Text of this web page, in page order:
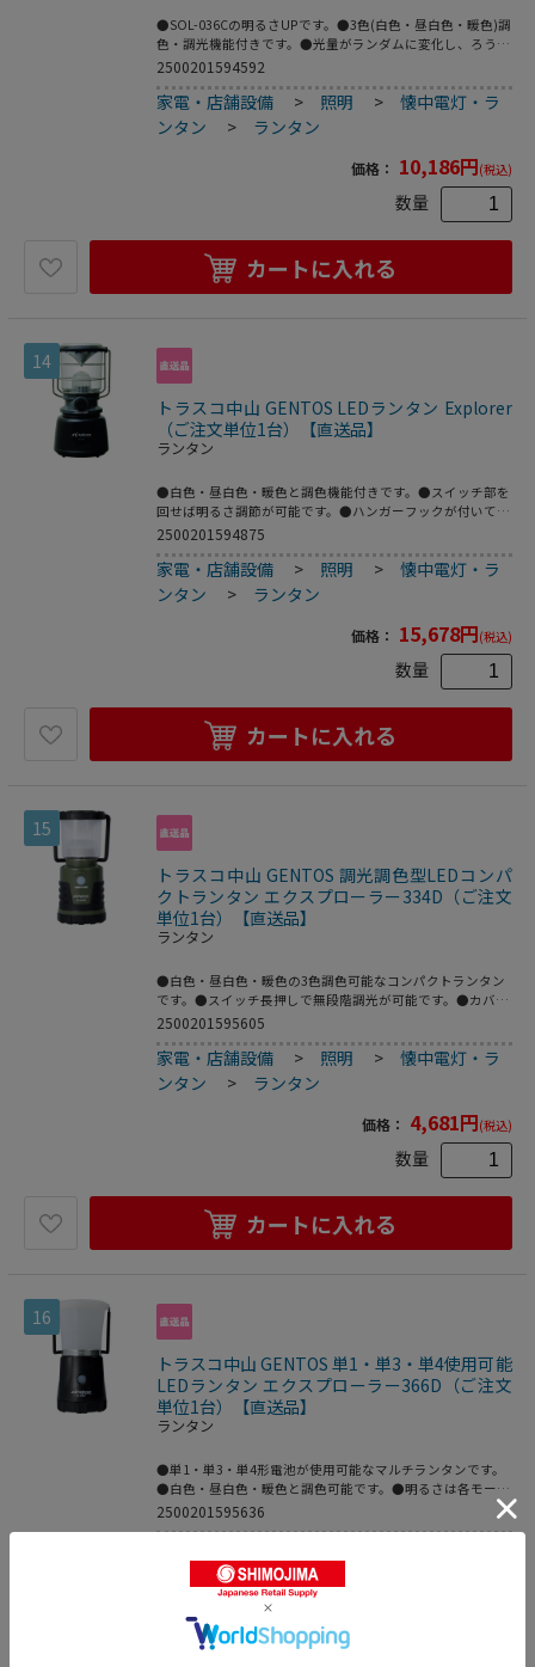
●SOL-036Cの明るさUPです。●3色(白色・昼白色・暖色)調
色・調光機能付きです。●光量がランダムに変化し、ろうそ
くの炎のようなゆれを再現するキャンドルモード搭載です。
リーン●幅(mm)：73●高さ(mm)：158●電源(V)：単3アル
カリ電池×6本●最大点灯時間(h)：18時間(白色強モード
時)●保護等級：IPX4●外径(mm)：73●光源色：白色・昼白
色・暖色LED●落下耐久(m)：1m●電源：単3アルカリ電池
×6本●明るさ：450lm●最大点灯時間：18時間(強)●電
源：単3アルカリ乾電池×6本(テスト用付属)●LED色：白
色・昼白色・暖色●保護等級：IPX4●本体：ABS樹脂●光を
2500201594592
家電・店舗設備 > 照明 >懐中電灯・ラ
ンタン
> ランタン
価格： 10,186円(税込)
数量
カートに入れる
14
トラスコ中山 GENTOS LEDランタン Explorer
（ご注文単位1台）【直送品】
ランタン
●白色・昼白色・暖色と調色機能付きです。●スイッチ部を
回せば明るさ調節が可能です。●ハンガーフックが付いてい
ます。●アウトドアや災害時に。●明るさ(lm)：1300●色：
リ電池ｘ4本(別売)●最大点灯時間(h)：7時間(白色強モード
時)●保護等級：IPX4●外径(mm)：129●光源色：白色・昼
白色・暖色LED●電源：単1形アルカリ電池ｘ4本(別売)●明
るさ：1300lm●点灯時間：7時間(強)●ダイヤル式調光機能
●白色・昼白色・暖色の調色可能●電源：単1形アルカリ乾
電池×4本(別売)●保護等級：IPX4●光を直接目に当てない
2500201594875
家電・店舗設備 > 照明 >懐中電灯・ラ
ンタン
> ランタン
価格： 15,678円(税込)
数量
カートに入れる
15
トラスコ中山 GENTOS 調光調色型LEDコンパ
クトランタン エクスプローラー334D（ご注文
単位1台）【直送品】
ランタン
●白色・昼白色・暖色の3色調色可能なコンパクトランタン
です。●スイッチ長押しで無段階調光が可能です。●カバー
を取り外して全体を照射可能です。●コンパクトタイプで持
アや災害時に。●明るさ(lm)：440(白色)●色：カーキ●高
さ(mm)：132●電源(V)：単3アルカリ電池×4本●最大点灯
時間(h)：8●保護等級：IP64(耐塵・防滴)●外径(mm)：
59●照射距離(m)：26●落下耐久(m)：1●電源：単3アルカ
リ電池×4本●電源：単3アルカリ電池×4本※エネループ・
充電式エボルタ使用可●最大点灯時間：8時間(白色)/17時間
(昼白色)/23時間(暖色)●保護等級：IP64(耐塵・防滴)●照射
色-昼白色-暖色-キャンドルモード-Off●ポリカーボネート●
テスト用電池●光を直接目に当てないで下さい。
2500201595605
家電・店舗設備 > 照明 >懐中電灯・ラ
ンタン
> ランタン
価格： 4,681円(税込)
数量
カートに入れる
16
トラスコ中山 GENTOS 単1・単3・単4使用可能
LEDランタン エクスプローラー366D（ご注文
単位1台）【直送品】
ランタン
●単1・単3・単4形電池が使用可能なマルチランタンです。
●白色・昼白色・暖色と調色可能です。●明るさは各モード
強弱と調節可能です。●電池は単1形(3本)、単3形(6本)、単
白色)/360(暖色)●色：黒●幅(mm)：106.9●奥行(mm)：
106.9●高さ(mm)：195.3●電源(V)：単1×3本・単3×6本・
単4×6本●最大点灯時間(h)：11(白色時)●保護等級：
IP66(耐塵・耐水)●外径(mm)：106.9●全長(mm)：195.3●
光源色：暖色・白色・昼白色●照射距離(m)：36●落下耐久
2500201595636
>ランタン